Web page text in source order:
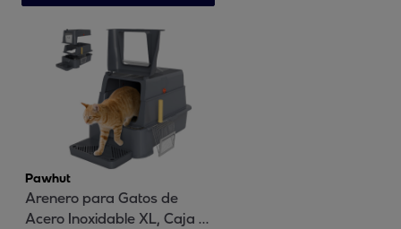
Pawhut
Arenero para Gatos de
Acero Inoxidable XL, Caja de